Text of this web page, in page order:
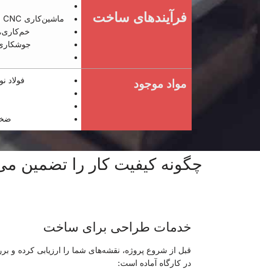
فرآیندهای ساخت
ماشین‌کاری CNC (برای تلرانس‌های دقیق)
مواد موجود
فولاد
ضخامت
چگونه کیفیت کار را تضمین
خدمات طراحی برای ساخت
قبل از شروع پروژه، نقشه‌های شما را ارزیابی کرده و
در کارگاه آماده است: